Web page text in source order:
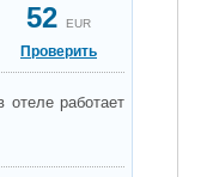
52 EUR
Проверить
работает